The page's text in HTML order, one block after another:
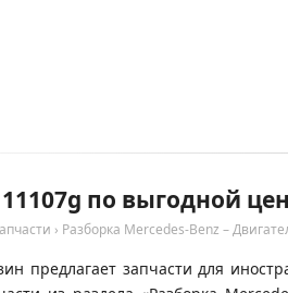
по выгодной
› Разборка Mercedes-Benz –
предлагает запчасти для